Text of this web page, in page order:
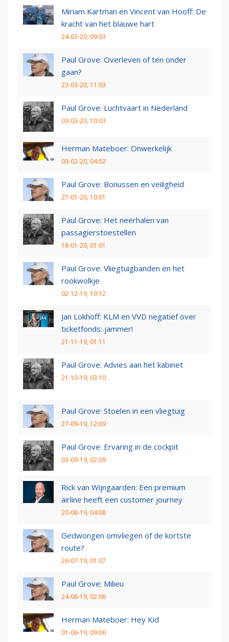
Miriam Kartman en Vincent van Hooff: De
kracht van het blauwe hart
24-03-20, 09:03
Paul Grove: Overleven of ten onder
gaan?
23-03-20, 11:03
Paul Grove: Luchtvaart in Nederland
03-03-20, 10:03
Herman Mateboer: Onwerkelijk
03-02-20, 04:02
Paul Grove: Bonussen en veiligheid
27-01-20, 10:01
Paul Grove: Het neerhalen van
passagierstoestellen
18-01-20, 01:01
Paul Grove: Vliegtuigbanden en het
rookwolkje
02-12-19, 10:12
Jan Lokhoff: KLM en VVD negatief over
ticketfonds: jammer!
21-11-19, 01:11
Paul Grove: Advies aan het kabinet
21-10-19, 03:10
Paul Grove: Stoelen in een vliegtuig
27-09-19, 12:09
Paul Grove: Ervaring in de cockpit
03-09-19, 02:09
Rick van Wijngaarden: Een premium
airline heeft een customer journey
20-08-19, 04:08
Gedwongen omvliegen of de kortste
route?
26-07-19, 01:07
Paul Grove: Milieu
24-06-19, 02:06
Herman Mateboer: Hey Kid
01-06-19, 09:06